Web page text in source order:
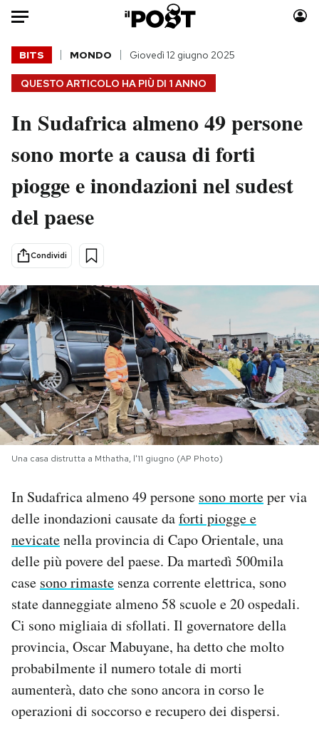
Auto
HOME
Italia
Politica
Tecnologia
Internet
Scienza
Cultura
Economia
Sport
Moda
Consumismi
Storie/Idee
Mondiali calcio 2026
PODCAST
NEWSLETTER
I MIEI PREFERITI
SHOP
CALENDARIO
AREA PERSONALE
Area Personale
Newsletter
Notifiche mobile
Regala il Post
Hai bisogno di aiuto?
Esci
QUESTO ARTICOLO HA PIÙ DI 1 ANNO
BITS MONDO Giovedì 12 giugno 2025
In Sudafrica almeno 49 persone
sono morte a causa di forti
piogge e inondazioni nel sudest
del paese
Condividi
Una casa distrutta a Mthatha, l'11 giugno (AP Photo)
In Sudafrica almeno 49 persone sono morteper via
delle inondazioni causate daforti piogge e
nevicatenella provincia di Capo Orientale, una
delle più povere del paese. Da martedì 500mila
case sono rimaste senza corrente elettrica, sono
state danneggiate almeno 58 scuole e 20 ospedali.
Ci sono migliaia di sfollati. Il governatore della
provincia, Oscar Mabuyane, ha detto che molto
probabilmente il numero totale di morti
aumenterà, dato che sono ancora in corso le
operazioni di soccorso e recupero dei dispersi.